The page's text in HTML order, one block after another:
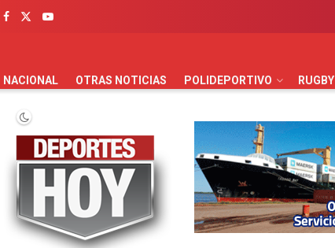
PORTADA
NACIONAL OTRAS NOTICIAS POLIDEPORTIVO RUGBY